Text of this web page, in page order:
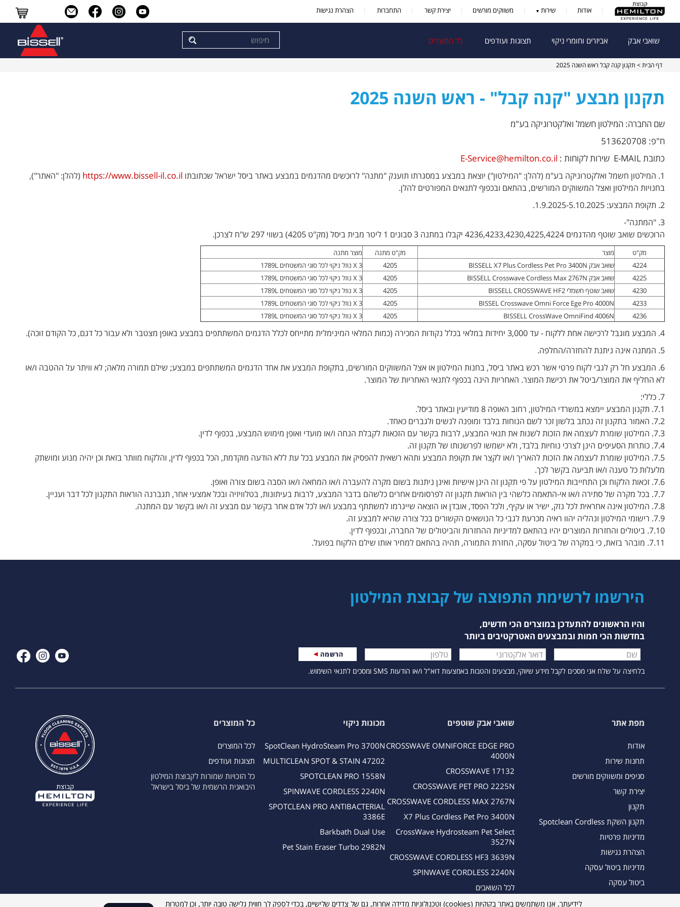
אודות שירות משווקים מורשים יצירת קשר התחברות הצהרת נגישות
שואבי אבק אביזרים וחומרי ניקוי תצוגות ועודפים כל המוצרים
דף הבית> תקנון קנה קבל ראש השנה 2025
תקנון מבצע "קנה קבל" - ראש השנה 2025
שם החברה: המילטון חשמל ואלקטרוניקה בע"מ
ח"פ: 513620708
כתובת E-MAIL
שירות לקוחות :
E-Service@hemilton.co.il
1. המילטון חשמל ואלקטרוניקה בע"מ (להלן: "המילטון") יוצאת במבצע במסגרתו תוענק "מתנה" לרוכשים מהדגמים במבצע באתר ביסל ישראל שכתובתו https://www.bissell-il.co.il (להלן: "האתר"),
בחנויות המילטון ואצל המשווקים המורשים, בהתאם ובכפוף לתנאים המפורטים להלן.
2. תקופת המבצע: 1.9.2025-5.10.2025.
3. "המתנה"-
הרוכשים שואב שוטף מהדגמים 4236,4233,4230,4225,4224 יקבלו במתנה 3 סבונים 1 ליטר מבית ביסל (מק"ט 4205) בשווי 297 ש"ח לצרכן.
מק"ט מוצר מק"ט מתנה
מוצר מתנה
4224
שואב אבק BISSELL X7 Plus Cordless Pet Pro 3400N 4205
3 X נוזל ניקוי לכל סוגי המשטחים 1789L
4225
שואב אבק BISSELL Crosswave Cordless Max 2767N 4205
3 X נוזל ניקוי לכל סוגי המשטחים 1789L
4230
שואב שוטף חשמלי BISSELL CROSSWAVE HF2 4205
3 X נוזל ניקוי לכל סוגי המשטחים 1789L
4233
BISSEL Crosswave Omni Force Ege Pro 4000N
4205
3 X נוזל ניקוי לכל סוגי המשטחים 1789L
4236
BISSELL CrossWave OmniFind 4006N
4205 3 X נוזל ניקוי לכל סוגי המשטחים 1789L
4. המבצע מוגבל לרכישה אחת ללקוח - עד 3,000 יחידות במלאי בכלל נקודות המכירה (כמות המלאי המינימלית מתייחס לכלל הדגמים המשתתפים במבצע באופן מצטבר ולא עבור כל דגם, כל הקודם זוכה).
5. המתנה אינה ניתנת להחזרה/החלפה.
6. המבצע חל רק לגבי לקוח פרטי אשר רכש באתר ביסל, בחנות המילטון או אצל המשווקים המורשים, בתקופת המבצע את אחד הדגמים המשתתפים במבצע; שילם תמורה מלאה; לא וויתר על ההטבה ו/או
לא החליף את המוצר/ביטל את רכישת המוצר. האחריות הינה בכפוף לתנאי האחריות של המוצר.
7. כללי:
7.1. תקנון המבצע יימצא במשרדי המילטון, רחוב האופה 8 מודיעין ובאתר ביסל.
7.2. האמור בתקנון זה נכתב בלשון זכר לשם הנוחות בלבד ומופנה לנשים ולגברים כאחד.
7.3. המילטון שומרת לעצמה את הזכות לשנות את תנאי המבצע, לרבות בקשר עם הזכאות לקבלת הנחה ו/או מועדי ואופן מימוש המבצע, בכפוף לדין.
7.4. כותרות הסעיפים הינן לצרכי נוחיות בלבד, ולא ישמשו לפרשנותו של תקנון זה.
7.5. המילטון שומרת לעצמה את הזכות להאריך ו/או לקצר את תקופת המבצע ותהא רשאית להפסיק את המבצע בכל עת ללא הודעה מוקדמת, הכל בכפוף לדין, והלקוח מוותר בזאת וכן יהיה מנוע ומושתק
מלעלות כל טענה ו/או תביעה בקשר לכך.
7.6. זכאות הלקוח וכן התחייבות המילטון על פי תקנון זה הינן אישיות ואינן ניתנות בשום מקרה להעברה ו/או המחאה ו/או הסבה בשום צורה ואופן.
7.7. בכל מקרה של סתירה ו/או אי-התאמה כלשהי בין הוראות תקנון זה לפרסומים אחרים כלשהם בדבר המבצע, לרבות בעיתונות, בטלוויזיה ובכל אמצעי אחר, תגברנה הוראות התקנון לכל דבר ועניין.
7.8. המילטון אינה אחראית לכל נזק, ישיר או עקיף, ולכל הפסד, אובדן או הוצאה שייגרמו למשתתף במבצע ו/או לכל אדם אחר בקשר עם מבצע זה ו/או בקשר עם המתנה.
7.9. רישומי המילטון ונהליה יהוו ראיה מכרעת לגבי כל הנושאים הקשורים בכל צורה שהיא למבצע זה.
7.10. ביטולים והחזרות המוצרים יהיו בהתאם למדיניות ההחזרות והביטולים של החברה, ובכפוף לדין.
7.11. מובהר בזאת, כי במקרה של ביטול עסקה, החזרת התמורה, תהיה בהתאם למחיר אותו שילם הלקוח בפועל.
הירשמו לרשימת התפוצה של קבוצת המילטון
והיו הראשונים להתעדכן במוצרים הכי חדשים,
בחדשות הכי חמות ובמבצעים האטרקטיבים ביותר
הטופס מאפשר הרשמה לעדכונים. יש להזין דוא"ל תקין. הודעות שגיאה יופיעו מתחת לשדה הרלוונטי.
בלחיצה על שלח אני מסכים לקבל מידע שיווקי, מבצעים והטבות באמצעות דוא"ל ו/או הודעות SMS ומסכים לתנאי השימוש.
מפת אתר
אודות
תחנות שירות
סניפים ומשווקים מורשים
יצירת קשר
תקנון
תקנון השקת Spotclean Cordless
מדיניות פרטיות
הצהרת נגישות
מדיניות ביטול עסקה
ביטול עסקה
מאמרים
שואבי אבק שוטפים
CROSSWAVE OMNIFORCE EDGE PRO
4000N
CROSSWAVE 17132
CROSSWAVE PET PRO 2225N
CROSSWAVE CORDLESS MAX 2767N
X7 Plus Cordless Pet Pro 3400N
CrossWave Hydrosteam Pet Select
3527N
CROSSWAVE CORDLESS HF3 3639N
SPINWAVE CORDLESS 2240N
לכל השואבים
מכונות ניקוי
SpotClean HydroSteam Pro 3700N
MULTICLEAN SPOT & STAIN 47202
SPOTCLEAN PRO 1558N
SPINWAVE CORDLESS 2240N
SPOTCLEAN PRO ANTIBACTERIAL
3386E
Barkbath Dual Use
Pet Stain Eraser Turbo 2982N
כל המוצרים
לכל המוצרים
תצוגות ועודפים
כל הזכויות שמורות לקבוצת המילטון
היבואנית הרשמית של ביסל בישראל
לידיעתך, אנו משתמשים באתר בקוקיות (cookies) וטכנולוגיות מדידה אחרות, גם של צדדים שלישיים, בכדי לספק לך חווית גלישה טובה יותר, וכן למטרות